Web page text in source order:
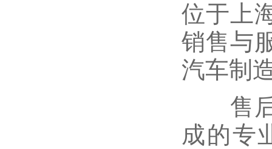
位于上
销售与
汽车制
售后
成的专